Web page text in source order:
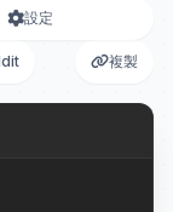
設定
複製